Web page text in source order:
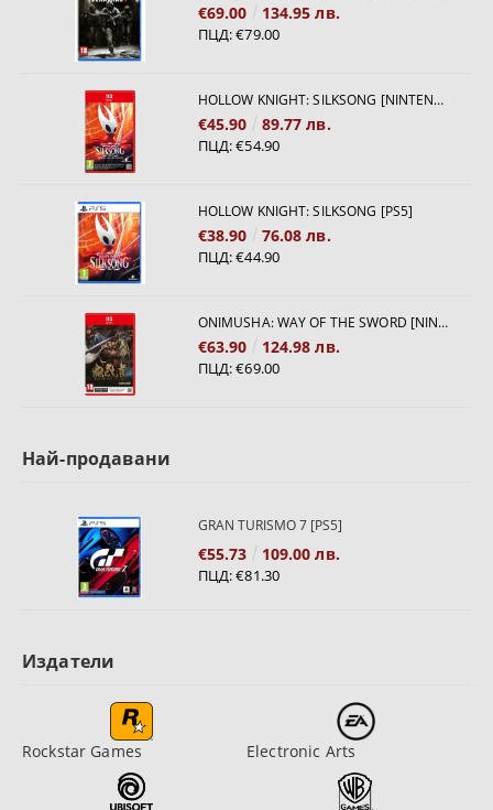
€69.00 134.95 лв.
ПЦД:€79.00
HOLLOW KNIGHT: SILKSONG [NINTENDO SWITCH 2]
€45.90 89.77 лв.
ПЦД:€54.90
HOLLOW KNIGHT: SILKSONG [PS5]
€38.90 76.08 лв.
ПЦД:€44.90
ONIMUSHA: WAY OF THE SWORD [NINTENDO SWITCH 2]
€63.90 124.98 лв.
ПЦД:€69.00
Най-продавани
GRAN TURISMO 7 [PS5]
€55.73 109.00 лв.
ПЦД:€81.30
Издатели
Rockstar Games Electronic Arts